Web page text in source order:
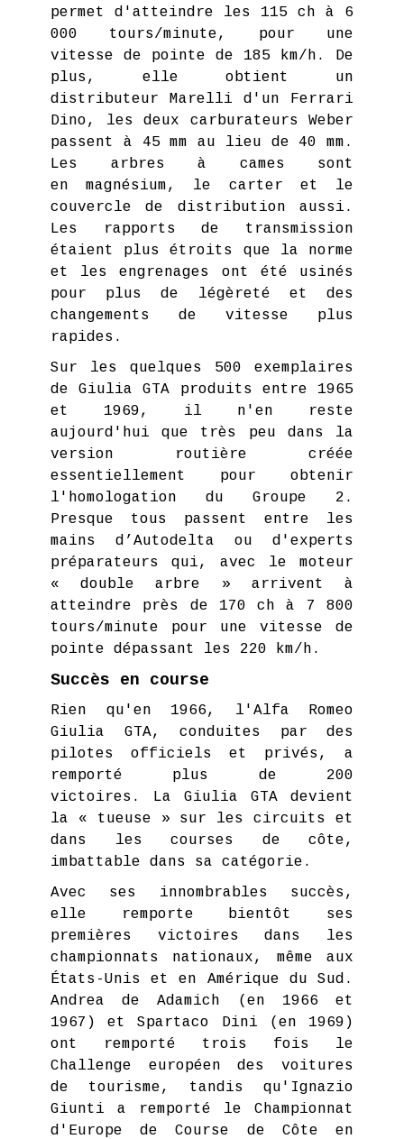
permet d'atteindre les 115 ch à 6
000 tours/minute, pour une
vitesse de pointe de 185 km/h. De
plus, elle obtient un
distributeur Marelli d'un Ferrari
Dino, les deux carburateurs Weber
passent à 45 mm au lieu de 40 mm.
Les arbres à cames sont
en magnésium, le carter et le
couvercle de distribution aussi.
Les rapports de transmission
étaient plus étroits que la norme
et les engrenages ont été usinés
pour plus de légèreté et des
changements de vitesse plus
rapides.
Sur les quelques 500 exemplaires
de Giulia GTA produits entre 1965
et 1969, il n'en reste
aujourd'hui que très peu dans la
version routière créée
essentiellement pour obtenir
l'homologation du Groupe 2.
Presque tous passent entre les
mains d’Autodelta ou d'experts
préparateurs qui, avec le moteur
« double arbre » arrivent à
atteindre près de 170 ch à 7 800
tours/minute pour une vitesse de
pointe dépassant les 220 km/h.
Succès en course
Rien qu'en 1966, l'Alfa Romeo
Giulia GTA, conduites par des
pilotes officiels et privés, a
remporté plus de 200
victoires. La Giulia GTA devient
la « tueuse » sur les circuits et
dans les courses de côte,
imbattable dans sa catégorie.
Avec ses innombrables succès,
elle remporte bientôt ses
premières victoires dans les
championnats nationaux, même aux
États-Unis et en Amérique du Sud.
Andrea de Adamich (en 1966 et
1967) et Spartaco Dini (en 1969)
ont remporté trois fois le
Challenge européen des voitures
de tourisme, tandis qu'Ignazio
Giunti a remporté le Championnat
d'Europe de Course de Côte en